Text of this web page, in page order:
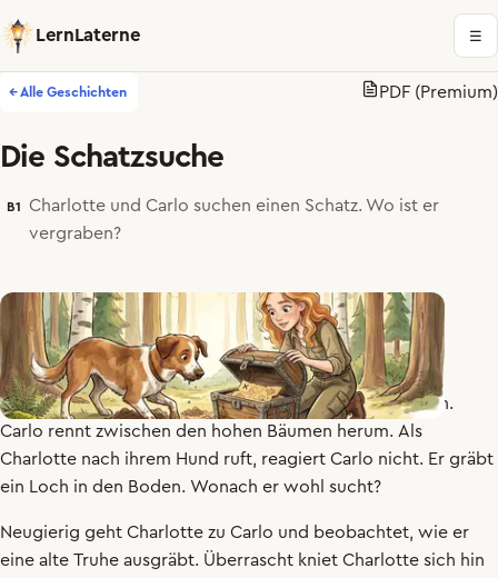
LernLaterne ☰
← Alle Geschichten PDF (Premium)
Die Schatzsuche
B1
Charlotte und Carlo suchen einen Schatz. Wo ist er
vergraben?
Charlotte geht mit ihrem Hund Carlo im Wald spazieren.
Carlo rennt zwischen den hohen Bäumen herum. Als
Charlotte nach ihrem Hund ruft, reagiert Carlo nicht. Er gräbt
ein Loch in den Boden. Wonach er wohl sucht?
Neugierig geht Charlotte zu Carlo und beobachtet, wie er
eine alte Truhe ausgräbt. Überrascht kniet Charlotte sich hin